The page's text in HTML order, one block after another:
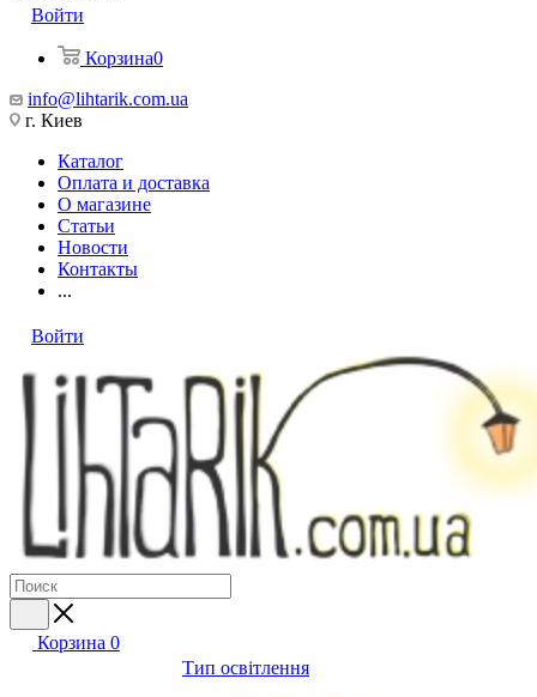
Войти
Корзина0
info@lihtarik.com.ua
г. Киев
Каталог
Оплата и доставка
О магазине
Статьи
Новости
Контакты
...
Войти
Корзина 0
Тип освітлення